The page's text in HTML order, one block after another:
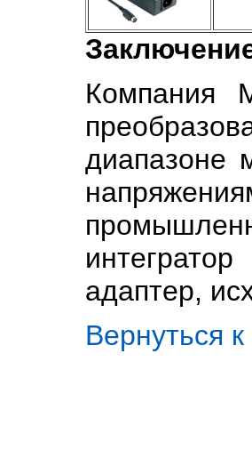
Компания
диапазоне
адаптер,
Вернуться